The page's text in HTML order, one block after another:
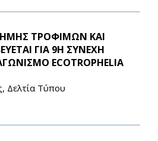
ΤΡΟΦΙΜΩΝ ΚΑΙ
ΓΙΑ 9Η ΣΥΝΕΧΗ
ECOTROPHELIA
Δελτία Τύπου